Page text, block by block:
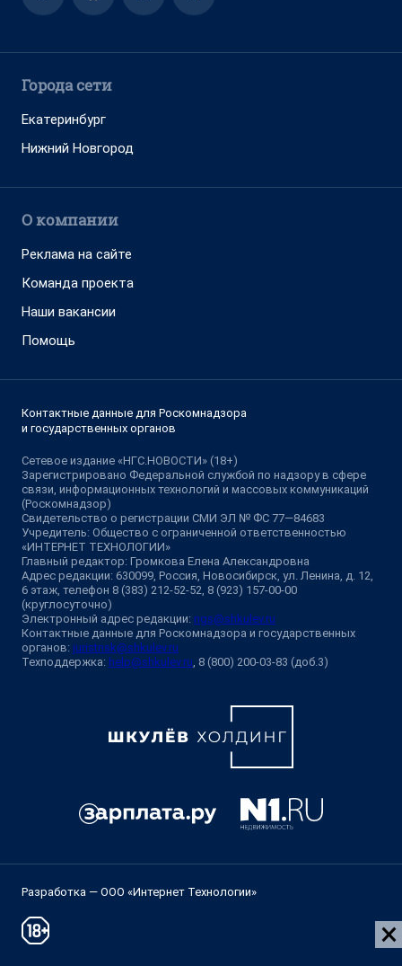
Города сети
Екатеринбург
Нижний Новгород
О компании
Реклама на сайте
Команда проекта
Наши вакансии
Помощь
Контактные данные для Роскомнадзора
и государственных органов
Сетевое издание «НГС.НОВОСТИ» (18+)
Зарегистрировано Федеральной службой по надзору в сфере
связи, информационных технологий и массовых коммуникаций
(Роскомнадзор)
Свидетельство о регистрации СМИ ЭЛ № ФС 77—84683
Учредитель: Общество с ограниченной ответственностью
«ИНТЕРНЕТ ТЕХНОЛОГИИ»
Главный редактор: Громкова Елена Александровна
Адрес редакции: 630099, Россия, Новосибирск, ул. Ленина, д. 12,
6 этаж, телефон 8 (383) 212-52-52, 8 (923) 157-00-00
(круглосуточно)
Электронный адрес редакции: ngs@shkulev.ru
Контактные данные для Роскомнадзора и государственных
органов: juristnsk@shkulev.ru
Техподдержка: help@shkulev.ru , 8 (800) 200-03-83 (доб.3)
Разработка — ООО «Интернет Технологии»